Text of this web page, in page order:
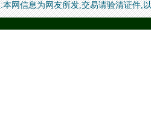
网信息为网友所发,交易请验清证件,